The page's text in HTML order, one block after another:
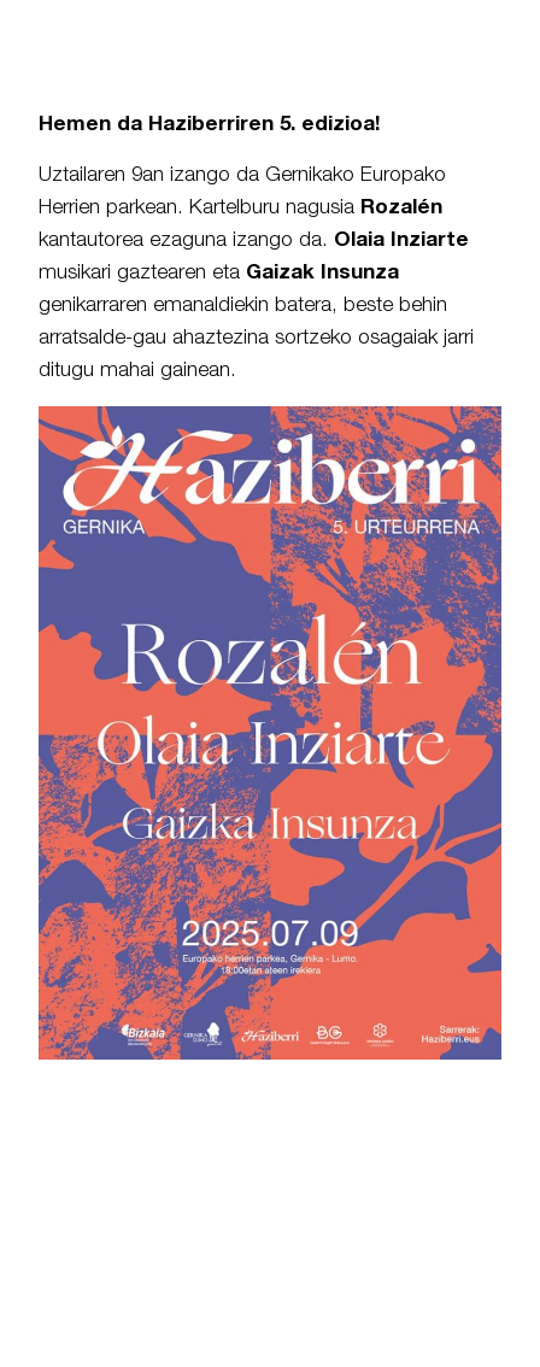
Hemen da Haziberriren 5. edizioa!
Uztailaren 9an izango da Gernikako Europako
Herrien parkean. Kartelburu nagusia Rozalén
kantautorea ezaguna izango da. Olaia Inziarte
musikari gaztearen eta Gaizak Insunza
genikarraren emanaldiekin batera, beste behin
arratsalde-gau ahaztezina sortzeko osagaiak jarri
ditugu mahai gainean.